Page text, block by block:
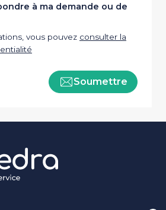
à ma demande ou de
vous pouvez consulter la
Soumettre